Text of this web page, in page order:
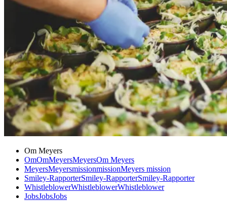
Om Meyers
OmOmMeyersMeyersOm Meyers
MeyersMeyersmissionmissionMeyers mission
Smiley-RapporterSmiley-RapporterSmiley-Rapporter
WhistleblowerWhistleblowerWhistleblower
JobsJobsJobs